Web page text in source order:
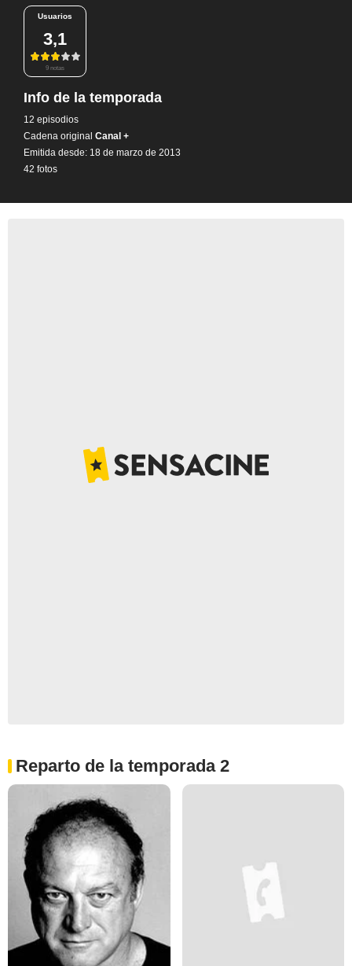
Usuarios
3,1
9 notas
Info de la temporada
12 episodios
Cadena original Canal +
Emitida desde: 18 de marzo de 2013
42 fotos
Reparto de la temporada 2